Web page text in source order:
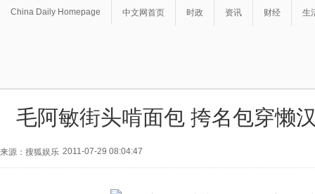
China Daily Homepage 中文网首页 时政 资讯 财经 生
毛阿敏街头啃面包 挎名包穿懒
来源：搜狐娱乐 2011-07-29 08:04:47